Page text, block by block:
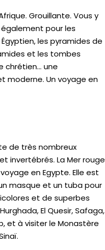
Grouillante. Vous y
pour les
les pyramides de
et les tombes
chrétien… une
moderne. Un voyage en
de très nombreux
invertébrés. La Mer rouge
en Egypte. Elle est
masque et un tuba pour
et de superbes
El Quesir, Safaga,
et à visiter le Monastère